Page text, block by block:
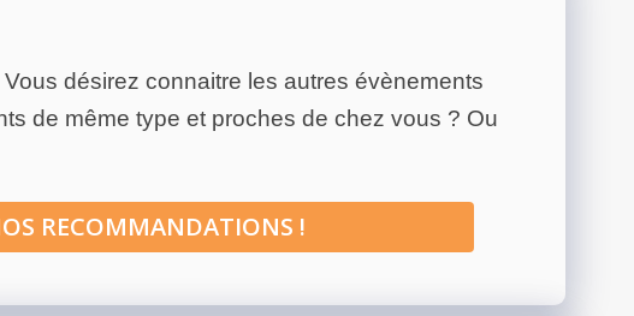
Vous désirez connaitre les autres évènements
de même type et proches de chez vous ? Ou
RECOMMANDATIONS !